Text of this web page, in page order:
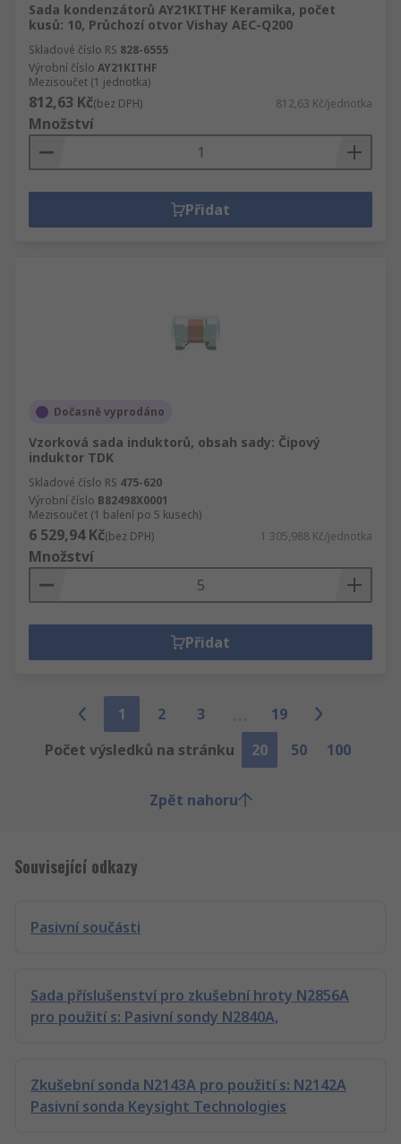
Sada kondenzátorů AY21KITHF Keramika, počet
kusů: 10, Průchozí otvor Vishay AEC-Q200
Skladové číslo RS 828-6555
Výrobní číslo AY21KITHF
Mezisoučet (1 jednotka)
812,63 Kč(bez DPH) 812,63 Kč/jednotka
Množství
Přidat
Dočasně vyprodáno
Vzorková sada induktorů, obsah sady: Čipový
induktor TDK
Skladové číslo RS 475-620
Výrobní číslo B82498X0001
Mezisoučet (1 balení po 5 kusech)
6 529,94 Kč(bez DPH) 1 305,988 Kč/jednotka
Množství
Přidat
1 2 3
19
Počet výsledků na stránku
20 50 100
Zpět nahoru
Související odkazy
Pasivní součásti
Sada příslušenství pro zkušební hroty N2856A
pro použití s: Pasivní sondy N2840A,
Zkušební sonda N2143A pro použití s: N2142A
Pasivní sonda Keysight Technologies